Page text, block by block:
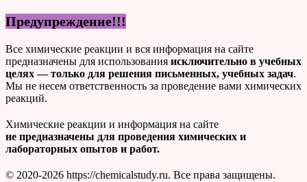
Предупреждение!!!
Все химические реакции и вся информация на сайте
предназначены для использования исключительно в учебных
целях — только для решения письменных, учебных задач.
Мы не несем ответственность за проведение вами химических
реакций.
Химические реакции и информация на сайте
не предназначены для проведения химических и
лабораторных опытов и работ.
© 2020-2026 https://chemicalstudy.ru. Все права защищены.